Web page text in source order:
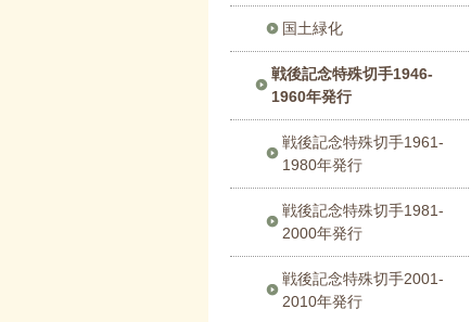
国土緑化
戦後記念特殊切手1946-
1960年発行
戦後記念特殊切手1961-
1980年発行
戦後記念特殊切手1981-
2000年発行
戦後記念特殊切手2001-
2010年発行